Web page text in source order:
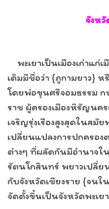
จังหวั
พะเยาเป็นเมืองเก่าแก่
เดิมมีชื่อว่า {ภูกามยาว} ห
โดยพ่อขุนศรีจอมธรรม ก
ราช ผู้ครองเมืองหิรัญนคร
เจริญรุ่งเรืองสูงสุดในสมั
เปลี่ยนแปลงการปกครอ
ต่างๆ ที่ผลัดกันมีอำนาจใ
รัตนโกสินทร์ พยาวเปลี่ย
กับจังหวัดเชียงราย {จนใ
จัดตั้งขึ้นเป็นจังหวัดพะเยา